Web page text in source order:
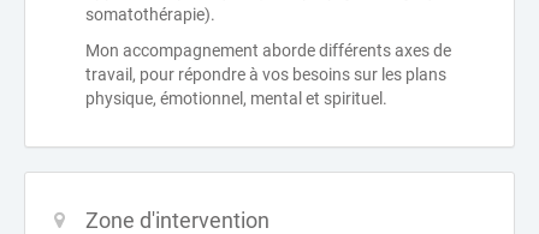
somatothérapie).
Mon accompagnement aborde différents axes de
travail, pour répondre à vos besoins sur les plans
physique, émotionnel, mental et spirituel.
Zone d'intervention